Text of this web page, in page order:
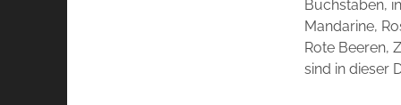
Buchstaben,
Mandarine,
Rote Beeren,
sind in dieser